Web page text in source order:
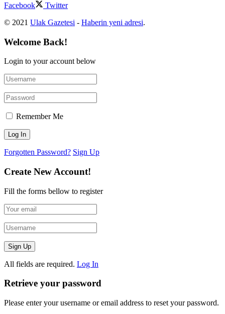
Facebook
Twitter
© 2021 Ulak Gazetesi - Haberin yeni adresi.
Welcome Back!
Login to your account below
Remember Me
Forgotten Password? Sign Up
Create New Account!
Fill the forms bellow to register
All fields are required. Log In
Retrieve your password
Please enter your username or email address to reset your password.